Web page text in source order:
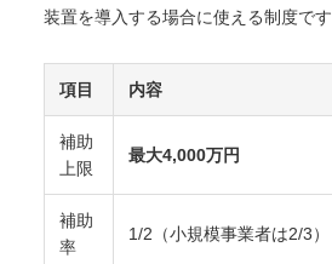
装置を導入する場合に使える制度です
項目 内容
補助
上限
最大4,000万円
補助
率
1/2（小規模事業者は2/3）